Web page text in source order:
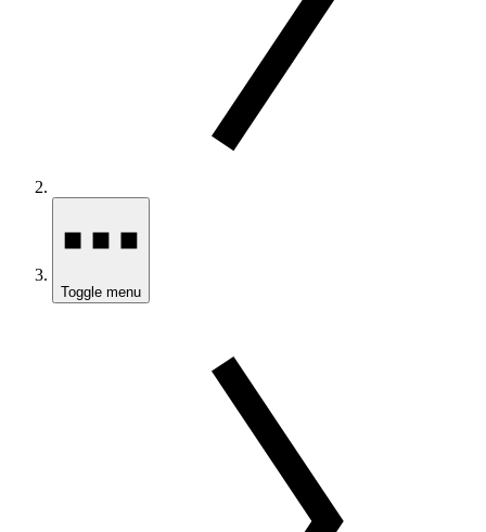
Toggle menu